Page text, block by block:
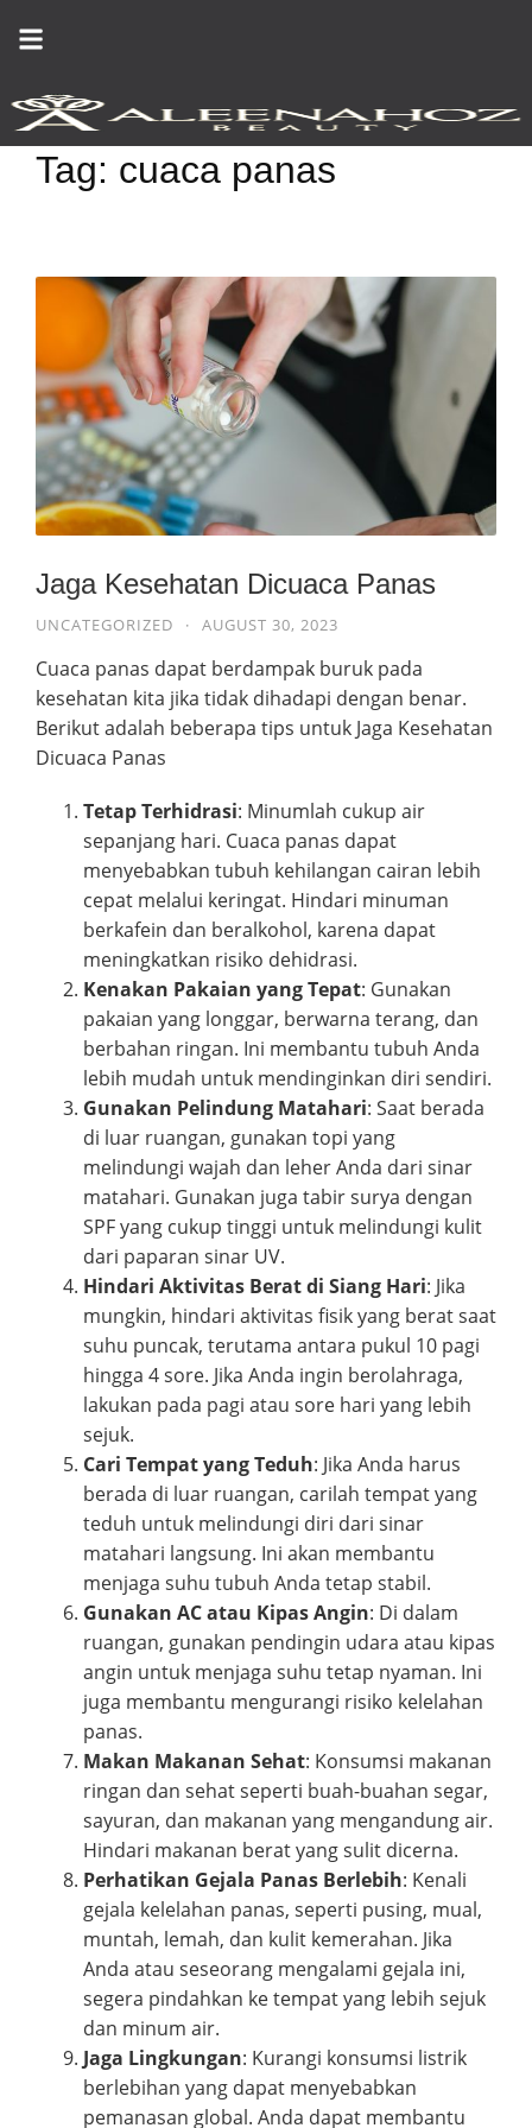
Tag: cuaca panas
Jaga Kesehatan Dicuaca Panas
UNCATEGORIZED · AUGUST 30, 2023
Cuaca panas dapat berdampak buruk pada
kesehatan kita jika tidak dihadapi dengan benar.
Berikut adalah beberapa tips untuk Jaga Kesehatan
Dicuaca Panas
Tetap Terhidrasi: Minumlah cukup air
sepanjang hari. Cuaca panas dapat
menyebabkan tubuh kehilangan cairan lebih
cepat melalui keringat. Hindari minuman
berkafein dan beralkohol, karena dapat
meningkatkan risiko dehidrasi.
Kenakan Pakaian yang Tepat: Gunakan
pakaian yang longgar, berwarna terang, dan
berbahan ringan. Ini membantu tubuh Anda
lebih mudah untuk mendinginkan diri sendiri.
Gunakan Pelindung Matahari: Saat berada
di luar ruangan, gunakan topi yang
melindungi wajah dan leher Anda dari sinar
matahari. Gunakan juga tabir surya dengan
SPF yang cukup tinggi untuk melindungi kulit
dari paparan sinar UV.
Hindari Aktivitas Berat di Siang Hari: Jika
mungkin, hindari aktivitas fisik yang berat saat
suhu puncak, terutama antara pukul 10 pagi
hingga 4 sore. Jika Anda ingin berolahraga,
lakukan pada pagi atau sore hari yang lebih
sejuk.
Cari Tempat yang Teduh: Jika Anda harus
berada di luar ruangan, carilah tempat yang
teduh untuk melindungi diri dari sinar
matahari langsung. Ini akan membantu
menjaga suhu tubuh Anda tetap stabil.
Gunakan AC atau Kipas Angin: Di dalam
ruangan, gunakan pendingin udara atau kipas
angin untuk menjaga suhu tetap nyaman. Ini
juga membantu mengurangi risiko kelelahan
panas.
Makan Makanan Sehat: Konsumsi makanan
ringan dan sehat seperti buah-buahan segar,
sayuran, dan makanan yang mengandung air.
Hindari makanan berat yang sulit dicerna.
Perhatikan Gejala Panas Berlebih: Kenali
gejala kelelahan panas, seperti pusing, mual,
muntah, lemah, dan kulit kemerahan. Jika
Anda atau seseorang mengalami gejala ini,
segera pindahkan ke tempat yang lebih sejuk
dan minum air.
Jaga Lingkungan: Kurangi konsumsi listrik
berlebihan yang dapat menyebabkan
pemanasan global. Anda dapat membantu